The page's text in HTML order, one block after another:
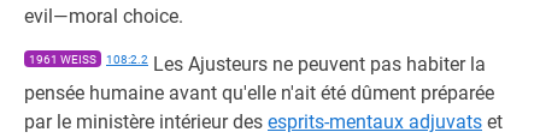
evil—moral choice.
1961 WEISS 108:2.2 Les Ajusteurs ne peuvent pas habiter la
pensée humaine avant qu'elle n'ait été dûment préparée
par le ministère intérieur des esprits-mentaux adjuvats et